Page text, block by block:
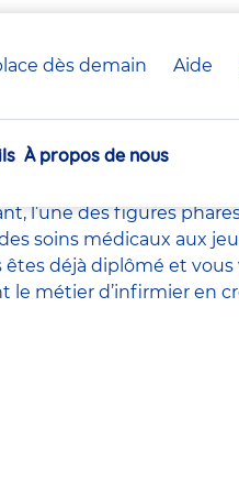
dès demain Aide
À propos de nous
, ledirecteur adjoint
l’une des figures
soins médicaux aux
déjà diplômé et vous
le métier d’infirmier en